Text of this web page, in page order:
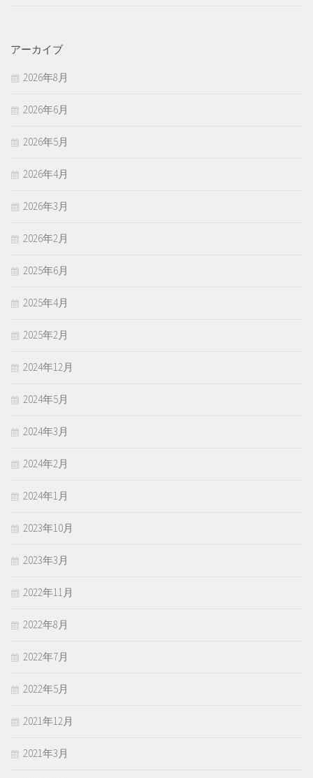
アーカイブ
2026年8月
2026年6月
2026年5月
2026年4月
2026年3月
2026年2月
2025年6月
2025年4月
2025年2月
2024年12月
2024年5月
2024年3月
2024年2月
2024年1月
2023年10月
2023年3月
2022年11月
2022年8月
2022年7月
2022年5月
2021年12月
2021年3月